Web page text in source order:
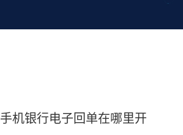
手机银行电子回单在哪里开